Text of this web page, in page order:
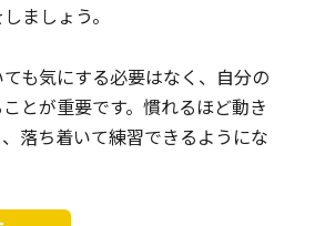
ましょう。
も気にする必要はなく、自分の
とが重要です。慣れるほど動き
落ち着いて練習できるようにな